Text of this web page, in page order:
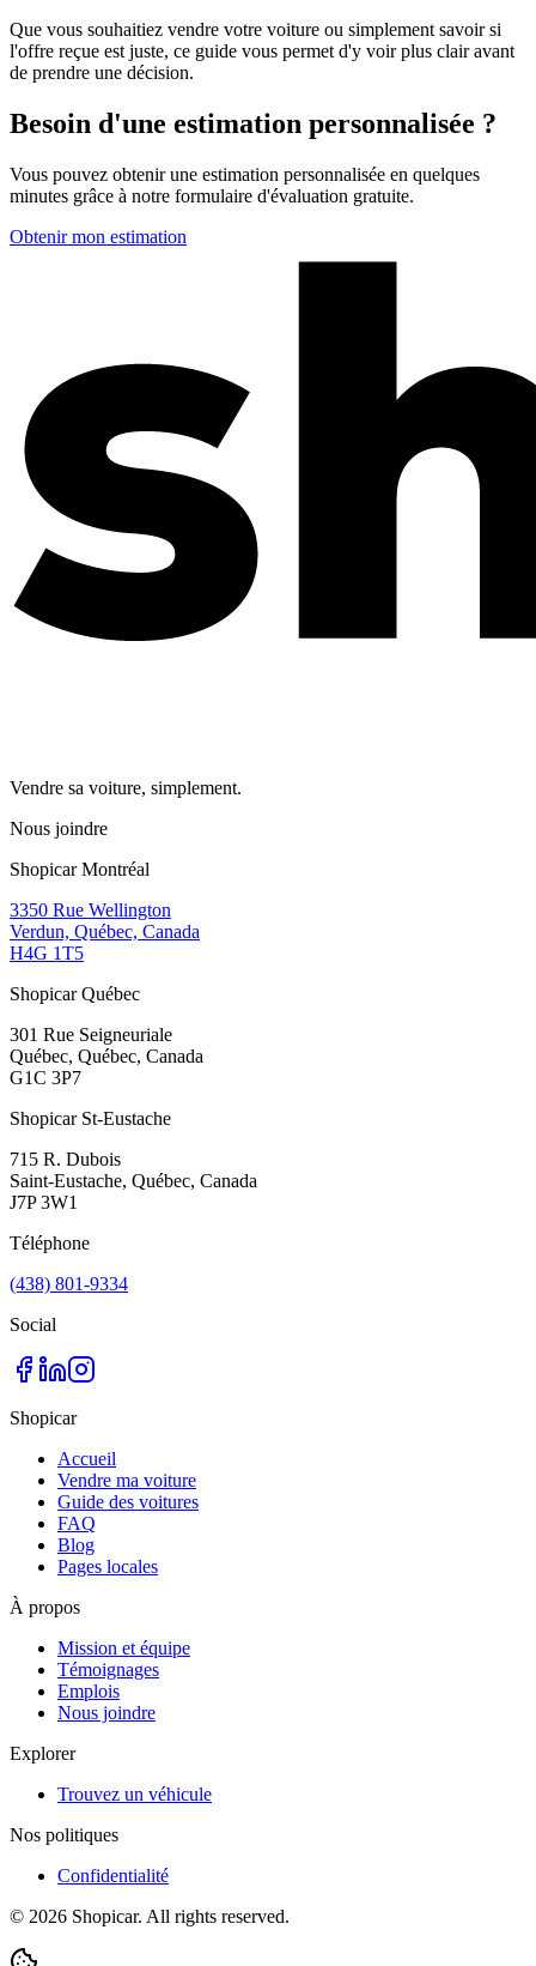
Que vous souhaitiez vendre votre voiture ou simplement savoir si
l'offre reçue est juste, ce guide vous permet d'y voir plus clair avant
de prendre une décision.
Besoin d'une estimation personnalisée ?
Vous pouvez obtenir une estimation personnalisée en quelques
minutes grâce à notre formulaire d'évaluation gratuite.
Obtenir mon estimation
Vendre sa voiture, simplement.
Nous joindre
Shopicar Montréal
3350 Rue Wellington
Verdun, Québec, Canada
H4G 1T5
Shopicar Québec
301 Rue Seigneuriale
Québec, Québec, Canada
G1C 3P7
Shopicar St-Eustache
715 R. Dubois
Saint-Eustache, Québec, Canada
J7P 3W1
Téléphone
(438) 801-9334
Social
Shopicar
Accueil
Vendre ma voiture
Guide des voitures
FAQ
Blog
Pages locales
À propos
Mission et équipe
Témoignages
Emplois
Nous joindre
Explorer
Trouvez un véhicule
Nos politiques
Confidentialité
© 2026 Shopicar. All rights reserved.